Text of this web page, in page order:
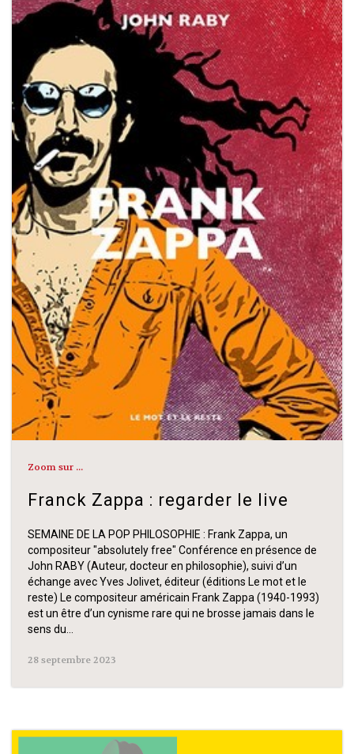
Zoom sur ...
Franck Zappa : regarder le live
SEMAINE DE LA POP PHILOSOPHIE : Frank Zappa, un
compositeur "absolutely free" Conférence en présence de
John RABY (Auteur, docteur en philosophie), suivi d’un
échange avec Yves Jolivet, éditeur (éditions Le mot et le
reste) Le compositeur américain Frank Zappa (1940-1993)
est un être d’un cynisme rare qui ne brosse jamais dans le
sens du…
28 septembre 2023